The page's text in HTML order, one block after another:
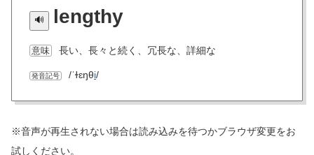
lengthy
意味 長い、長々と続く、冗長な、詳細な
発音記号 /ˈɫɛŋθi/
※音声が再生されない場合は読み込みを待つかブラウザ変更をお
試しください。